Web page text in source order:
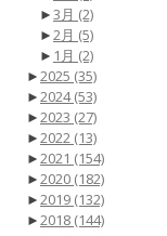
►3月 (2)
►2月 (5)
► 1月 (2)
►2025 (35)
►2024(53)
►2023 (27)
►2022 (13)
►2021 (154)
►2020 (182)
►2019 (132)
►2018 (144)